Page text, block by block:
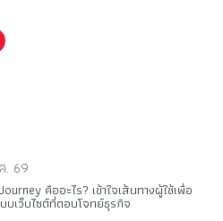
. 69
คืออะไร? เข้าใจเส้นทางผู้ใช้เพื่อ
บเว็บไซต์ที่ตอบโจทย์ธุรกิจ